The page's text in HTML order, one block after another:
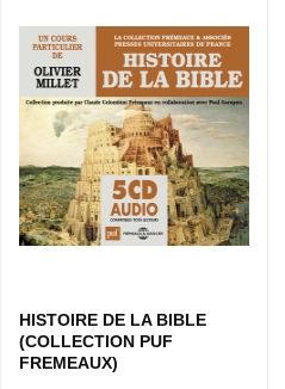
HISTOIRE DE LA BIBLE
(COLLECTION PUF
FREMEAUX)